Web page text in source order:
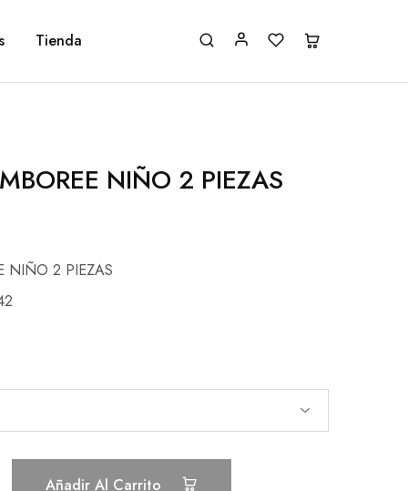
Tienda
NIÑO 2 PIEZAS
NIÑO 2 PIEZAS
Añadir Al Carrito